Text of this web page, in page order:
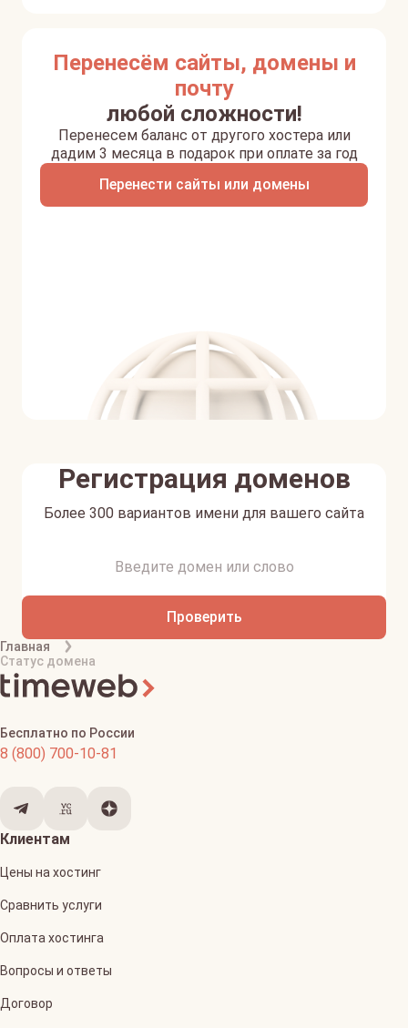
Перенесём сайты, домены и
почту
любой сложности!
Перенести сайты или домены
Перенесем баланс от другого хостера или
дадим 3 месяца в подарок при оплате за год
Регистрация доменов
Более 300 вариантов имени для вашего сайта
Проверить
Главная
Статус домена
Бесплатно по России
8 (800) 700-10-81
Клиентам
Цены на хостинг
Сравнить услуги
Оплата хостинга
Вопросы и ответы
Договор